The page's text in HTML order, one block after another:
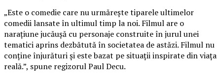
„Este o comedie care nu urmărește tiparele ultimelor
comedii lansate în ultimul timp la noi. Filmul are o
narațiune jucăușă cu personaje construite în jurul unei
tematici aprins dezbătută în societatea de astăzi. Filmul nu
conține înjurături și este bazat pe situații inspirate din viața
reală.”, spune regizorul Paul Decu.